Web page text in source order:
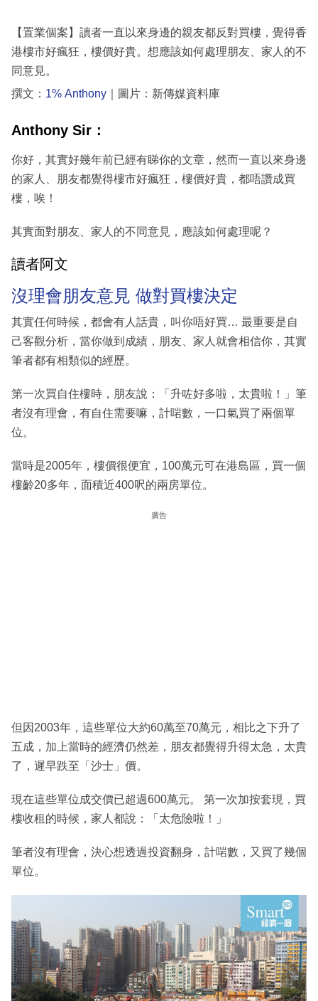
區
【置業個案】讀者一直以來身邊的親友都反對買樓，覺得香
港樓市好瘋狂，樓價好貴。想應該如何處理朋友、家人的不
同意見。
撰文： 1% Anthony ｜圖片：新傳媒資料庫
Anthony Sir：
你好，其實好幾年前已經有睇你的文章，然而一直以來身邊
的家人、朋友都覺得樓市好瘋狂，樓價好貴，都唔讚成買
樓，唉！
其實面對朋友、家人的不同意見，應該如何處理呢？
讀者阿文
沒理會朋友意見 做對買樓決定
其實任何時候，都會有人話貴，叫你唔好買… 最重要是自
己客觀分析，當你做到成績，朋友、家人就會相信你，其實
筆者都有相類似的經歷。
第一次買自住樓時，朋友說：「升咗好多啦，太貴啦！」筆
者沒有理會，有自住需要嘛，計啱數，一口氣買了兩個單
位。
當時是2005年，樓價很便宜，100萬元可在港島區，買一個
樓齡20多年，面積近400呎的兩房單位。
廣告
但因2003年，這些單位大約60萬至70萬元，相比之下升了
五成，加上當時的經濟仍然差，朋友都覺得升得太急，太貴
了，遲早跌至「沙士」價。
現在這些單位成交價已超過600萬元。 第一次加按套現，買
樓收租的時候，家人都說：「太危險啦！」
筆者沒有理會，決心想透過投資翻身，計啱數，又買了幾個
單位。